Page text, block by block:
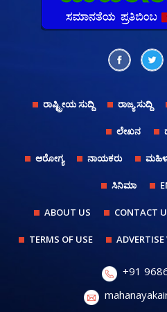
ರಾಷ್ಟ್ರೀಯ ಸುದ್ದಿ ರಾಜ್ಯ ಸುದ್ದಿ
ಲೇಖನ
ಆರೋಗ್ಯ ನಾಯಕರು
ಸಿನಿಮಾ
ABOUT US CONTACT
TERMS OF USE
+91